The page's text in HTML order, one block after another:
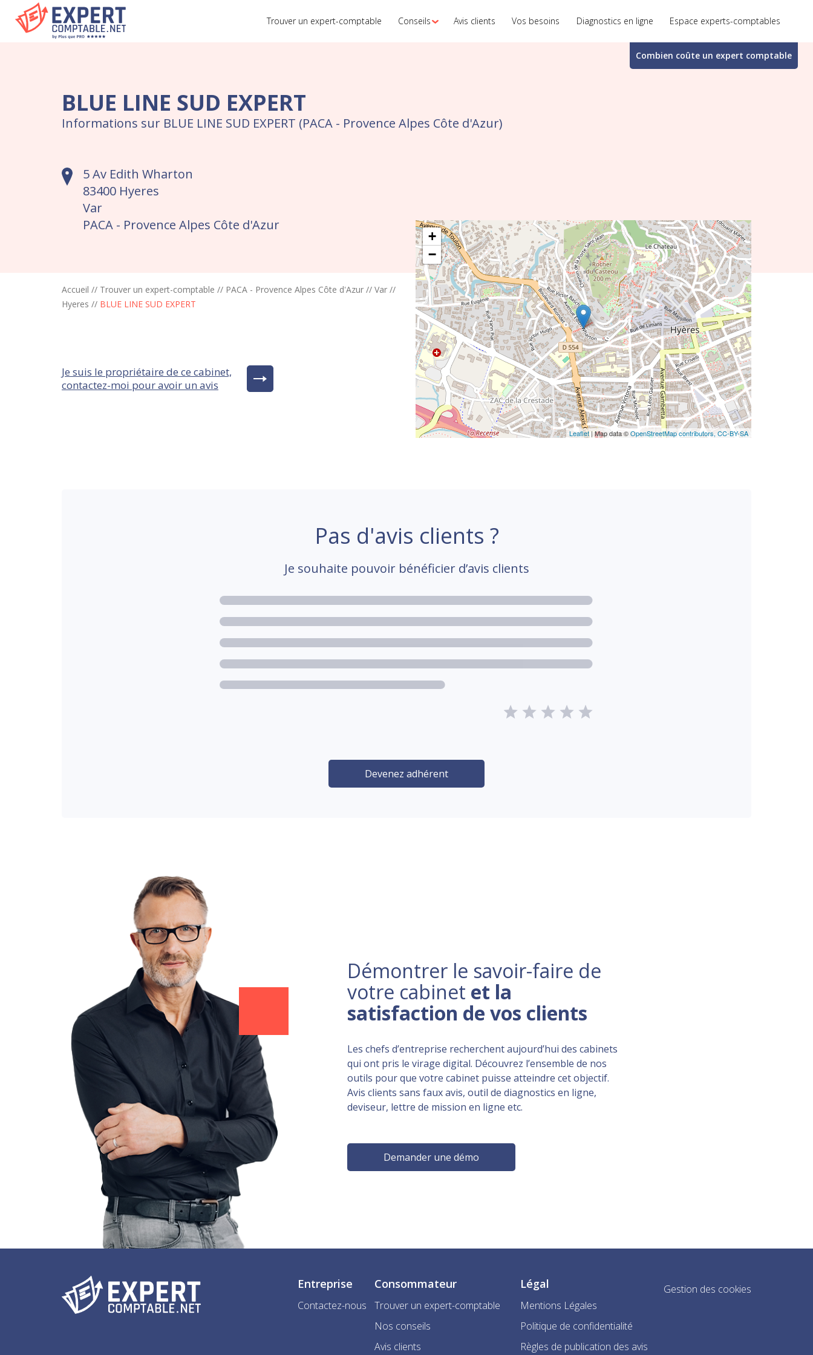
Trouver un expert-comptable Conseils Avis clients Vos besoins Diagnostics en ligne Espace experts-comptables
Combien coûte un expert comptable
BLUE LINE SUD EXPERT
Informations sur BLUE LINE SUD EXPERT (PACA - Provence Alpes Côte d'Azur)
5 Av Edith Wharton
83400 Hyeres
Var
PACA - Provence Alpes Côte d'Azur
+
−
Leaflet| Map data ©OpenStreetMap contributors, CC-BY-SA
Accueil // Trouver un expert-comptable // PACA - Provence Alpes Côte d'Azur // Var //
Hyeres // BLUE LINE SUD EXPERT
Je suis le propriétaire de ce cabinet,
contactez-moi pour avoir un avis
Pas d'avis clients ?
Je souhaite pouvoir bénéficier d’avis clients
Devenez adhérent
Démontrer le savoir-faire de
votre cabinet et la
satisfaction de vos clients
Les chefs d’entreprise recherchent aujourd’hui des cabinets
qui ont pris le virage digital. Découvrez l’ensemble de nos
outils pour que votre cabinet puisse atteindre cet objectif.
Avis clients sans faux avis, outil de diagnostics en ligne,
deviseur, lettre de mission en ligne etc.
Demander une démo
Entreprise
Contactez-nous
Consommateur
Trouver un expert-comptable
Nos conseils
Avis clients
Légal
Mentions Légales
Politique de confidentialité
Règles de publication des avis
Gestion des cookies